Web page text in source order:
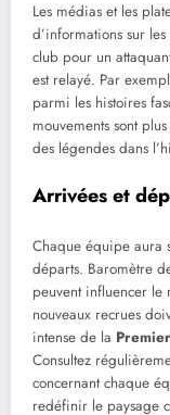
Les médias et les
d’informations sur
club pour un
est relayé. Par
parmi les histoires
mouvements sont
des légendes dans
Arrivées et
Chaque équipe aura
départs. Baromètre
peuvent influencer le
nouveaux recrues
intense de la
Consultez
concernant chaque
redéfinir le paysage